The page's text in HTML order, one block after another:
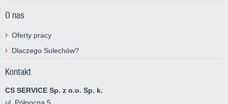
O nas
Oferty pracy
Dlaczego Sulechów?
Kontakt
CS SERVICE Sp. z o.o. Sp. k.